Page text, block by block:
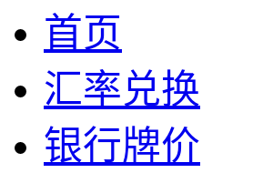
首页
汇率兑换
银行牌价